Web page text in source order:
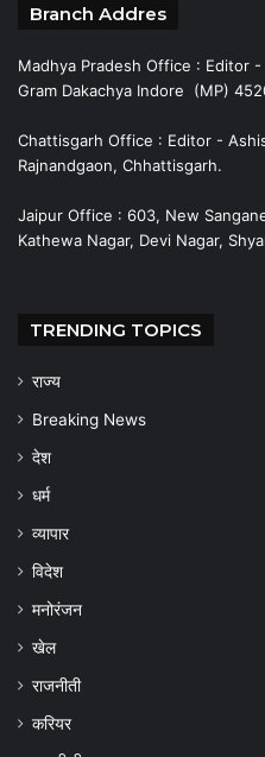
Branch Addres
Madhya Pradesh Office : Editor -
Gram Dakachya Indore (MP)
Chattisgarh Office : Editor -
Rajnandgaon, Chhattisgarh.
Jaipur Office : 603, New
Kathewa Nagar, Devi Nagar,
TRENDING TOPICS
राज्य
Breaking News
देश
धर्म
व्यापार
विदेश
मनोरंजन
खेल
राजनीती
करियर